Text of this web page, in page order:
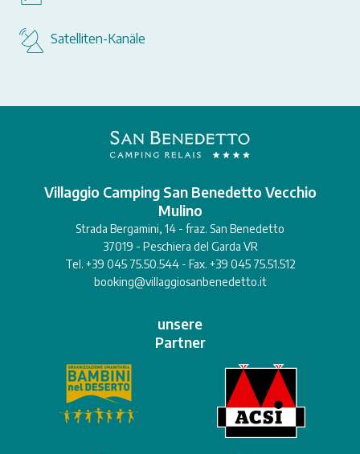
Satelliten-Kanäle
Villaggio Camping San Benedetto Vecchio
Mulino
Strada Bergamini, 14 - fraz. San Benedetto
37019 - Peschiera del Garda VR
Tel. +39 045 75.50.544 - Fax. +39 045 75.51.512
booking@villaggiosanbenedetto.it
unsere
Partner